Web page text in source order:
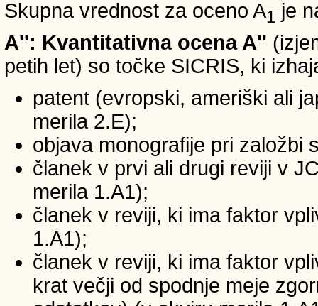
Skupna vrednost za oceno A1 je
A'': Kvantitativna ocena A''
petih let) so točke SICRIS, ki
patent (evropski, ameriški ali
merila 2.E);
objava monografije pri založbi
članek v prvi ali drugi reviji v
merila 1.A1);
članek v reviji, ki ima faktor
1.A1);
članek v reviji, ki ima faktor
krat večji od spodnje meje